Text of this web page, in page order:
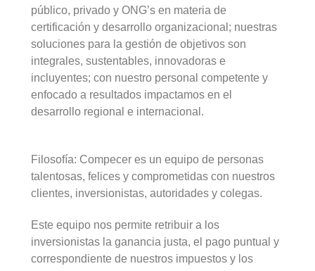
público, privado y ONG’s en materia de
certificación y desarrollo organizacional; nuestras
soluciones para la gestión de objetivos son
integrales, sustentables, innovadoras e
incluyentes; con nuestro personal competente y
enfocado a resultados impactamos en el
desarrollo regional e internacional.
Filosofía: Compecer es un equipo de personas
talentosas, felices y comprometidas con nuestros
clientes, inversionistas, autoridades y colegas.
Este equipo nos permite retribuir a los
inversionistas la ganancia justa, el pago puntual y
correspondiente de nuestros impuestos y los